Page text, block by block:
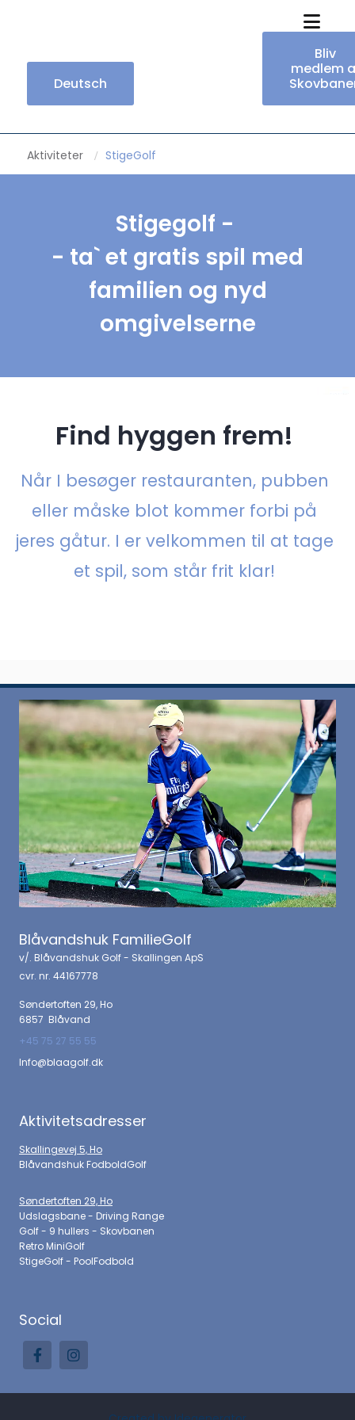
Deutsch
Bliv
medlem
Aktiviteter / StigeGolf
Stigegolf -
- ta` et gratis spil med
familien og nyd
omgivelserne
Find hyggen frem!
Når I besøger restauranten, pubben
eller måske blot kommer forbi på
jeres gåtur. I er velkommen til at tage
et spil, som står frit klar!
Blåvandshuk FamilieGolf
v/. Blåvandshuk Golf - Skallingen ApS
cvr. nr. 44167778
Søndertoften 29, Ho
6857 Blåvand
+45 75 27 55 55
Info@blaagolf.dk
Aktivitetsadresser
Skallingevej 5, Ho
Blåvandshuk FodboldGolf
Søndertoften 29, Ho
Udslagsbane - Driving Range
Golf - 9 hullers - Skovbanen
Retro MiniGolf
StigeGolf - PoolFodbold
Social